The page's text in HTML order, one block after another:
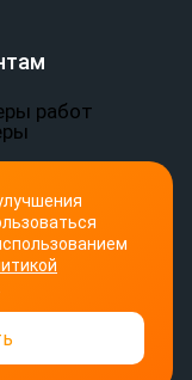
работ